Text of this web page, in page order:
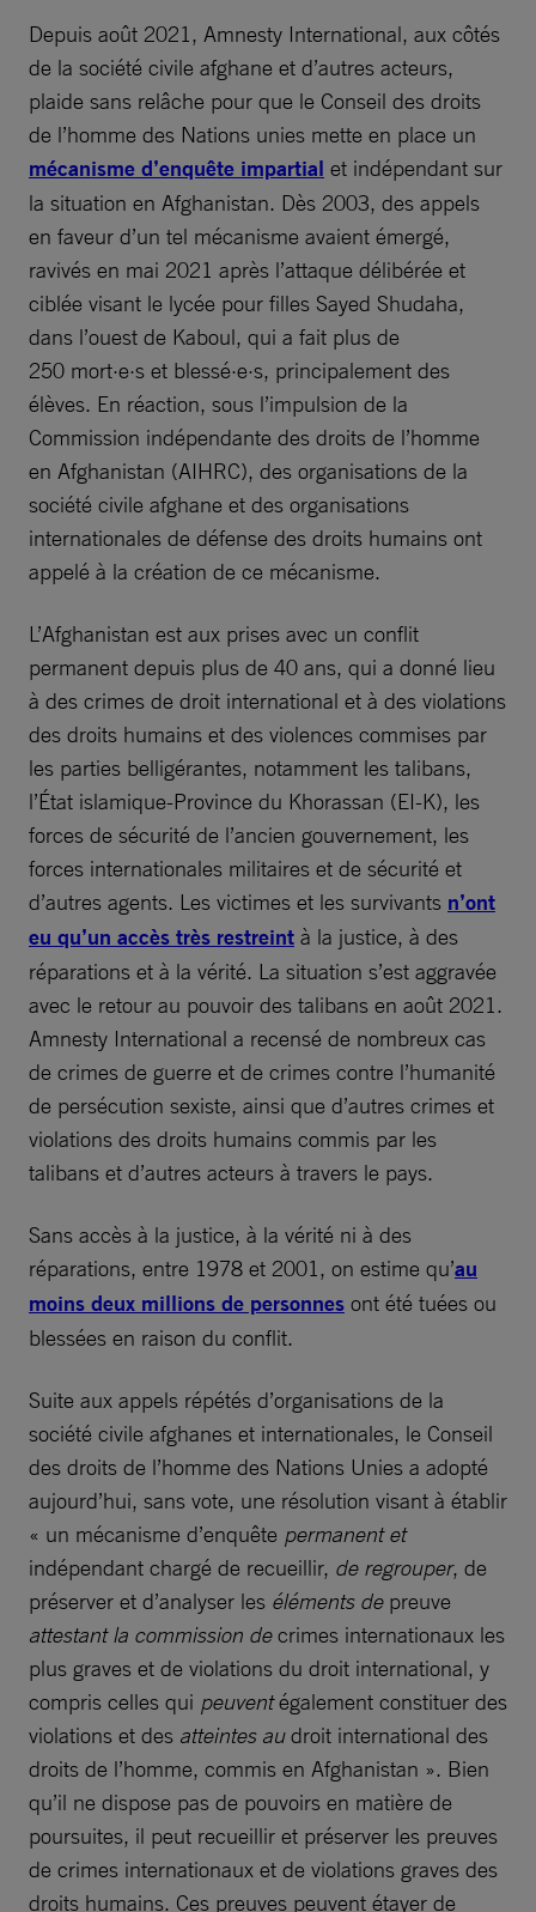
Depuis août 2021, Amnesty International, aux côtés
de la société civile afghane et d’autres acteurs,
plaide sans relâche pour que le Conseil des droits
de l’homme des Nations unies mette en place un
mécanisme d’enquête impartial et indépendant sur
la situation en Afghanistan. Dès 2003, des appels
en faveur d’un tel mécanisme avaient émergé,
ravivés en mai 2021 après l’attaque délibérée et
ciblée visant le lycée pour filles Sayed Shudaha,
dans l’ouest de Kaboul, qui a fait plus de
250 mort·e·s et blessé·e·s, principalement des
élèves. En réaction, sous l’impulsion de la
Commission indépendante des droits de l’homme
en Afghanistan (AIHRC), des organisations de la
société civile afghane et des organisations
internationales de défense des droits humains ont
appelé à la création de ce mécanisme.
L’Afghanistan est aux prises avec un conflit
permanent depuis plus de 40 ans, qui a donné lieu
à des crimes de droit international et à des violations
des droits humains et des violences commises par
les parties belligérantes, notamment les talibans,
l’État islamique-Province du Khorassan (EI-K), les
forces de sécurité de l’ancien gouvernement, les
forces internationales militaires et de sécurité et
d’autres agents. Les victimes et les survivants n’ont
eu qu’un accès très restreint à la justice, à des
réparations et à la vérité. La situation s’est aggravée
avec le retour au pouvoir des talibans en août 2021.
Amnesty International a recensé de nombreux cas
de crimes de guerre et de crimes contre l’humanité
de persécution sexiste, ainsi que d’autres crimes et
violations des droits humains commis par les
talibans et d’autres acteurs à travers le pays.
Sans accès à la justice, à la vérité ni à des
réparations, entre 1978 et 2001, on estime qu’au
moins deux millions de personnes ont été tuées ou
blessées en raison du conflit.
Suite aux appels répétés d’organisations de la
société civile afghanes et internationales, le Conseil
des droits de l’homme des Nations Unies a adopté
aujourd’hui, sans vote, une résolution visant à établir
« un mécanisme d’enquête permanent et
indépendant chargé de recueillir, de regrouper, de
préserver et d’analyser les éléments de preuve
attestant la commission decrimes internationaux les
plus graves et de violations du droit international, y
compris celles qui peuventégalement constituer des
violations et des atteintes audroit international des
droits de l’homme, commis en Afghanistan ». Bien
qu’il ne dispose pas de pouvoirs en matière de
poursuites, il peut recueillir et préserver les preuves
de crimes internationaux et de violations graves des
droits humains. Ces preuves peuvent étayer de